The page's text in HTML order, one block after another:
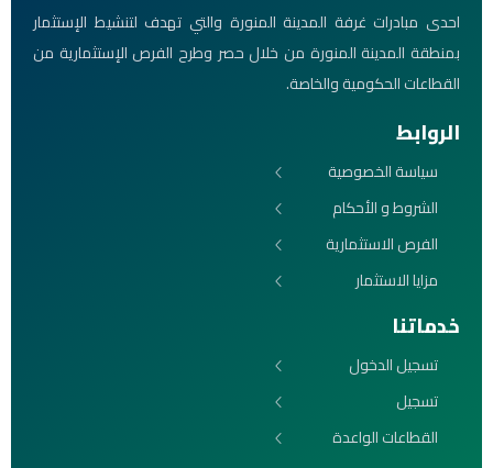
احدى مبادرات غرفة المدينة المنورة والتي تهدف لتنشيط الإستثمار
بمنطقة المدينة المنورة من خلال حصر وطرح الفرص الإستثمارية من
القطاعات الحكومية والخاصة.
الروابط
سياسة الخصوصية
الشروط و الأحكام
الفرص الاستثمارية
مزايا الاستثمار
خدماتنا
تسجيل الدخول
تسجيل
القطاعات الواعدة